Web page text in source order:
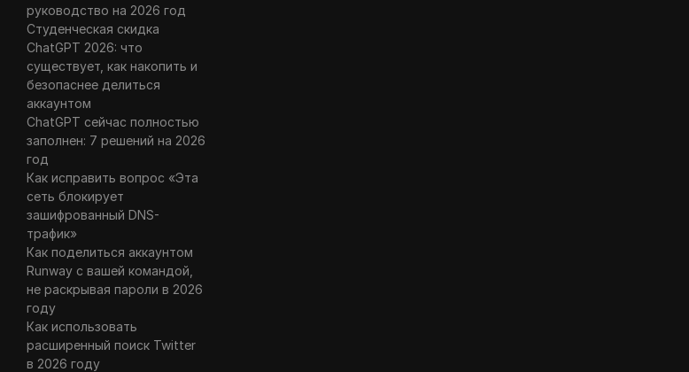
руководство на 2026 год
Студенческая скидка
ChatGPT 2026: что
существует, как накопить и
безопаснее делиться
аккаунтом
ChatGPT сейчас полностью
заполнен: 7 решений на 2026
год
Как исправить вопрос «Эта
сеть блокирует
зашифрованный DNS-
трафик»
Как поделиться аккаунтом
Runway с вашей командой,
не раскрывая пароли в 2026
году
Как использовать
расширенный поиск Twitter
в 2026 году